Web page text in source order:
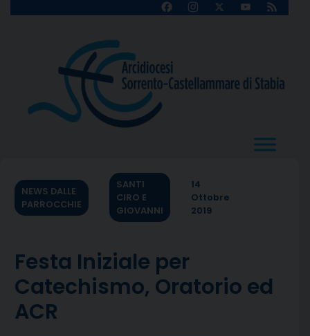
FacebookInstagram
X
YouTube
Feed
NEWS DALLE
PARROCCHIE
SANTI
CIRO E
GIOVANNI
14
Ottobre
2019
Festa Iniziale per
Catechismo, Oratorio ed
ACR